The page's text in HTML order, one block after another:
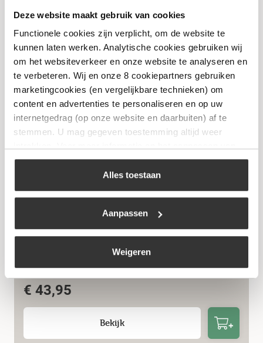
Deze website maakt gebruik van cookies
Functionele cookies zijn verplicht, om de website te
kunnen laten werken. Analytische cookies gebruiken wij
om het websiteverkeer en onze website te analyseren en
te verbeteren. Wij en onze 8 cookiepartners gebruiken
marketingcookies (en vergelijkbare technieken) om
content en advertenties te personaliseren en op uw
internetgedrag (op onze website en daarbuiten) af te
stemmen. U mag gegeven toestemming altijd weer
uw keuze op onze website verwijzen wij u naar ons
Alles toestaan
Aanpassen
Weigeren
€39,95
The Windmill – BBQ Pan Medium
€ 43,95
Bekijk